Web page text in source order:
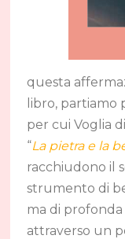
questa
libro, partiamo
per cui Voglia
“La pietra e la
racchiudono il
strumento di
ma di
attraverso un